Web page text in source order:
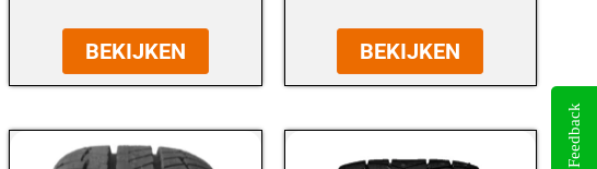
BEKIJKEN BEKIJKEN
Feedback